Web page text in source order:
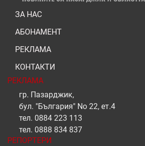
ЗА НАС
АБОНАМЕНТ
РЕКЛАМА
КОНТАКТИ
РЕКЛАМА
гр. Пазарджик,
бул. "България" No 22, ет.4
тел. 0884 223 113
тел. 0888 834 837
РЕПОРТЕРИ